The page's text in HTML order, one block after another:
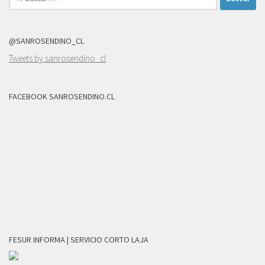
@SANROSENDINO_CL
Tweets by sanrosendino_cl
FACEBOOK SANROSENDINO.CL
FESUR INFORMA | SERVICIO CORTO LAJA